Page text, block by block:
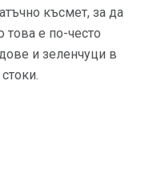
късмет, за да
това е по-често
и зеленчуци в